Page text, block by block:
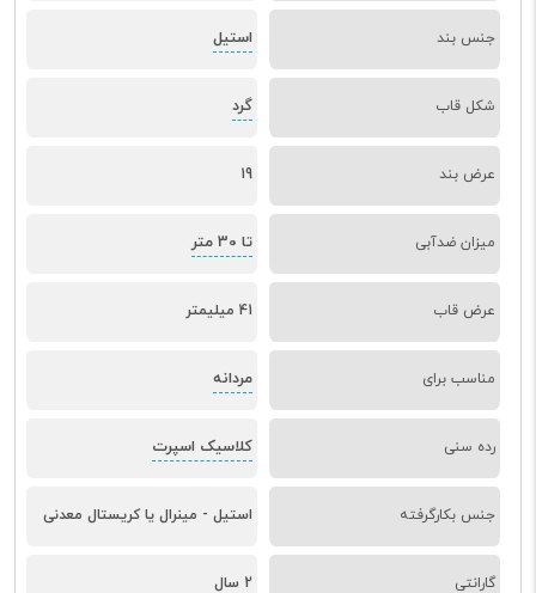
جنس بند استیل
شکل قاب گرد
عرض بند 19
میزان ضدآبی تا 30 متر
عرض قاب 41 میلیمتر
مناسب برای مردانه
رده سنی کلاسیک اسپرت
جنس بکارگرفته استیل - مینرال یا کریستال معدنی
گارانتی 2 سال